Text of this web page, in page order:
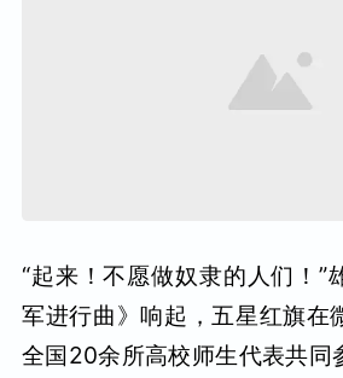
“起来！不愿做奴隶的人们！”
军进行曲》响起，五星红旗在
全国20余所高校师生代表共同